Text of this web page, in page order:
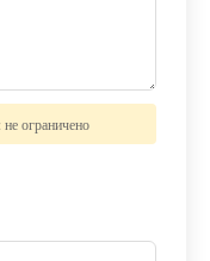
ограничено